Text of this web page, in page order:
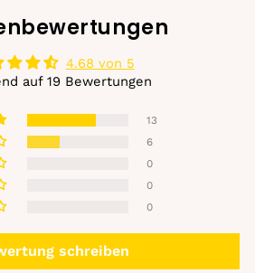
4.68 von 5
auf 19 Bewertungen
13
6
0
0
0
schreiben